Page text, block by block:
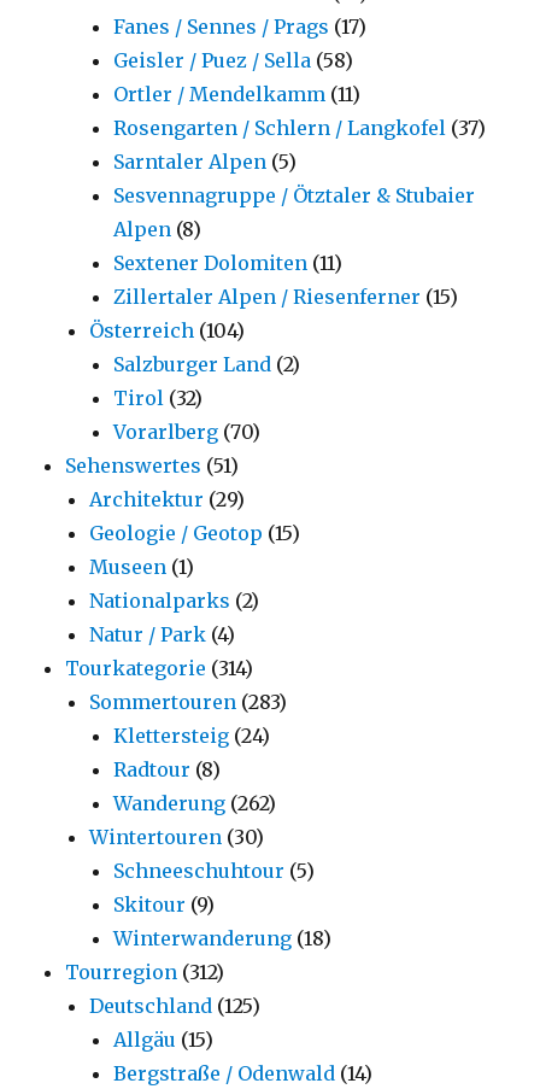
Fanes / Sennes / Prags (17)
Geisler / Puez / Sella (58)
Ortler / Mendelkamm (11)
Rosengarten / Schlern / Langkofel (37)
Sarntaler Alpen (5)
Sesvennagruppe / Ötztaler & Stubaier
Alpen (8)
Sextener Dolomiten (11)
Zillertaler Alpen / Riesenferner (15)
Österreich (104)
Salzburger Land (2)
Tirol (32)
Vorarlberg (70)
Sehenswertes (51)
Architektur (29)
Geologie / Geotop (15)
Museen (1)
Nationalparks (2)
Natur / Park (4)
Tourkategorie (314)
Sommertouren (283)
Klettersteig (24)
Radtour (8)
Wanderung (262)
Wintertouren (30)
Schneeschuhtour (5)
Skitour (9)
Winterwanderung (18)
Tourregion (312)
Deutschland (125)
Allgäu (15)
Bergstraße / Odenwald (14)